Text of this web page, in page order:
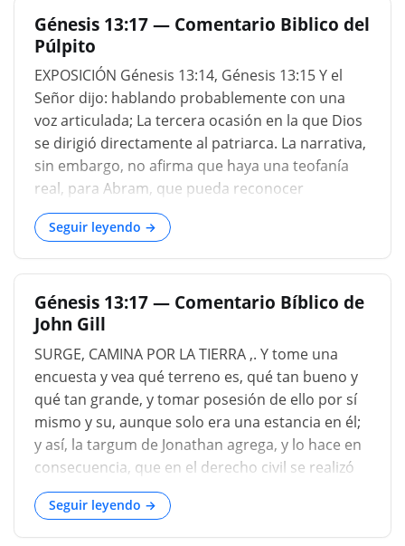
confederación”. Lot se ha mantenido has
Génesis 13:17 — Comentario Biblico del
Púlpito
EXPOSICIÓN Génesis 13:14, Génesis 13:15 Y el
Señor dijo: hablando probablemente con una
voz articulada; La tercera ocasión en la que Dios
se dirigió directamente al patriarca. La narrativa,
sin embargo, no afirma que haya una teofanía
real, para Abram, que pueda reconocer
fácilmente la voz que ya le había hablado dos
veces. Después de eso, Lot se separó de él. Por
lo tanto, Dios aprobó esa separación (Poole), y
administró consuelo al atribulado corazón del
patriarca (Calvino), aunque las revelaciones
divinas no suelen hacerse en las mentes ya
tranquilas y serenas (Lyra). Levanta ahora tus
ojos. Tal vez una referencia estudiada al acto de
Lot, que Moisés describe en un lenguaje similar
(Génesis 13:10), y posible
Seguir leyendo →
Génesis 13:17 — Comentario Bíblico de
John Gill
SURGE, CAMINA POR LA TIERRA ,. Y tome una
encuesta y vea qué terreno es, qué tan bueno y
qué tan grande, y tomar posesión de ello por sí
mismo y su, aunque solo era una estancia en él;
y así, la targum de Jonathan agrega, y lo hace en
consecuencia, que en el derecho civil se realizó
caminando: EN LA LONGITUD DE ELLA, Y EN LA
AMPLITUD DE ELLO ; La extensión de ella se
resuelve de manera variosa por los geógrafos;
Seguir leyendo →